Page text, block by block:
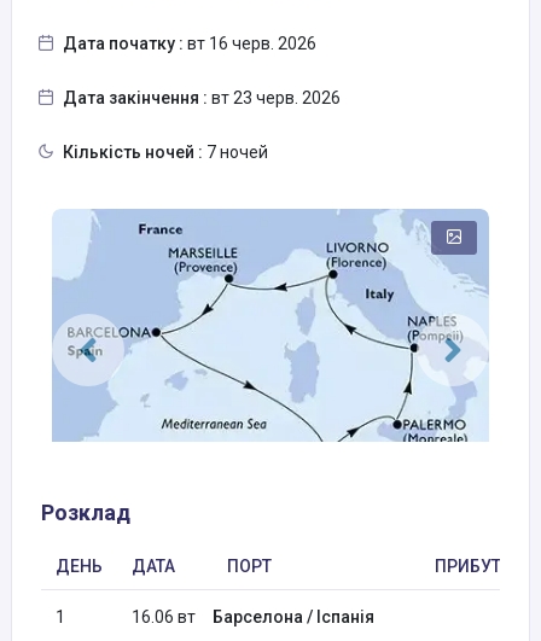
Дата початку : вт 16 черв. 2026
Дата закінчення : вт 23 черв. 2026
Кількість ночей : 7 ночей
Розклад
ДЕНЬ ДАТА ПОРТ ПРИБУТТЯ
1 16.06 вт Барселона / Іспанія